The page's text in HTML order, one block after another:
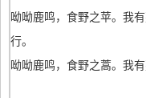
呦呦鹿鸣，食野之苹。我
行。
呦呦鹿鸣，食野之蒿。我